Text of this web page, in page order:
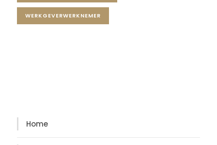
WERKGEVERWERKNEMER
Home